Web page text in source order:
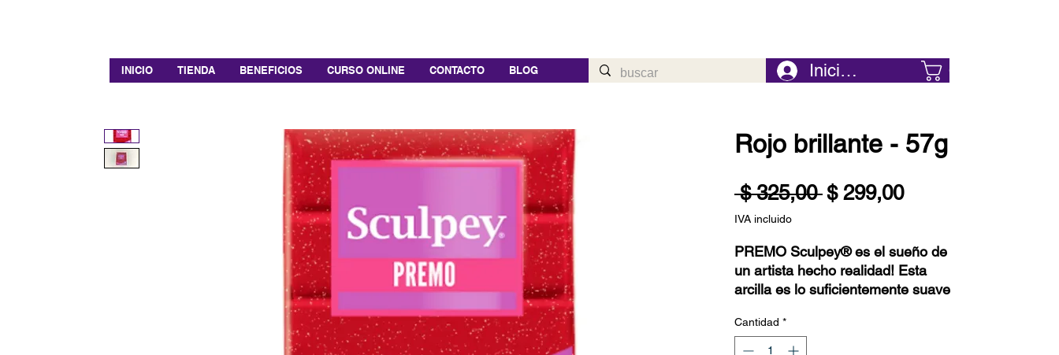
INICIO TIENDA BENEFICIOS CURSO ONLINE CONTACTO BLOG Iniciar Sesión Carrito
Rojo brillante - 57g
$ 325,00 Precio
$ 299,00Precio
oferta
IVA incluido
PREMO Sculpey® es el sueño de
un artista hecho realidad! Esta
arcilla es lo suficientemente suave
pero lo suficientemente firme como
para contener detalles finos y para
Cantidad *